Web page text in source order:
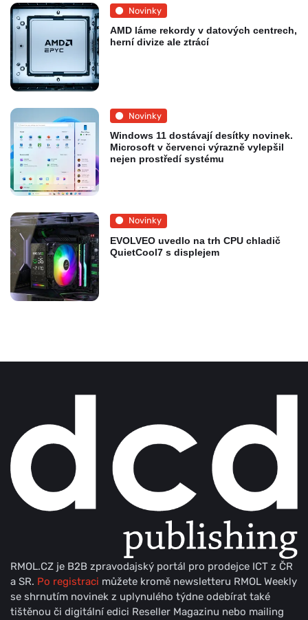
Novinky
AMD láme rekordy v datových centrech,
herní divize ale ztrácí
Novinky
Windows 11 dostávají desítky novinek.
Microsoft v červenci výrazně vylepšil
nejen prostředí systému
Novinky
EVOLVEO uvedlo na trh CPU chladič
QuietCool7 s displejem
RMOL.CZ je B2B zpravodajský portál pro prodejce ICT z ČR
a SR. Po registraci můžete kromě newsletteru RMOL Weekly
se shrnutím novinek z uplynulého týdne odebírat také
tištěnou či digitální edici Reseller Magazinu nebo mailing